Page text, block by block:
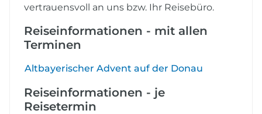
vertrauensvoll an uns bzw. Ihr Reisebüro.
Reiseinformationen - mit allen
Terminen
Altbayerischer Advent auf der Donau
Reiseinformationen - je
Reisetermin